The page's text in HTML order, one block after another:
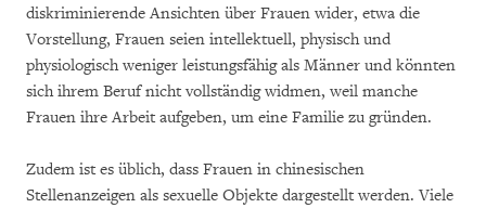
diskriminierende Ansichten über Frauen wider, etwa die
Vorstellung, Frauen seien intellektuell, physisch und
physiologisch weniger leistungsfähig als Männer und könnten
sich ihrem Beruf nicht vollständig widmen, weil manche
Frauen ihre Arbeit aufgeben, um eine Familie zu gründen.
Zudem ist es üblich, dass Frauen in chinesischen
Stellenanzeigen als sexuelle Objekte dargestellt werden. Viele